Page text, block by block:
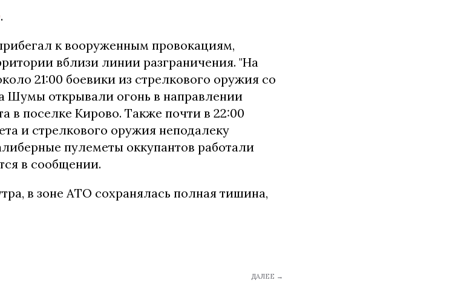
.
к вооруженным провокациям,
вблизи линии разграничения. "На
21:00 боевики из стрелкового оружия со
Шумы открывали огонь в направлении
в поселке Кирово. Также почти в 22:00
и стрелкового оружия неподалеку
пулеметы оккупантов работали
в сообщении.
в зоне АТО сохранялась полная тишина,
ДАЛЕЕ →